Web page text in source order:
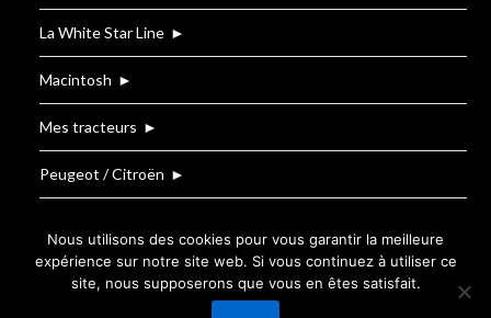
La White Star Line ►
Macintosh ►
Mes tracteurs ►
Peugeot / Citroën ►
Nous utilisons des cookies pour vous garantir la meilleure
expérience sur notre site web. Si vous continuez à utiliser ce
site, nous supposerons que vous en êtes satisfait.